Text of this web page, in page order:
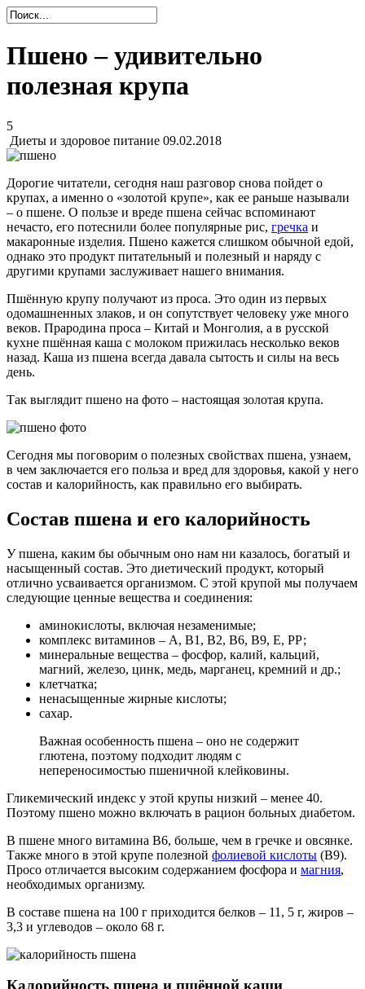
Пшено – удивительно
полезная крупа
5
Диеты и здоровое питание 09.02.2018
Дорогие читатели, сегодня наш разговор снова пойдет о
крупах, а именно о «золотой крупе», как ее раньше называли
– о пшене. О пользе и вреде пшена сейчас вспоминают
нечасто, его потеснили более популярные рис, гречка и
макаронные изделия. Пшено кажется слишком обычной едой,
однако это продукт питательный и полезный и наряду с
другими крупами заслуживает нашего внимания.
Пшённую крупу получают из проса. Это один из первых
одомашненных злаков, и он сопутствует человеку уже много
веков. Прародина проса – Китай и Монголия, а в русской
кухне пшённая каша с молоком прижилась несколько веков
назад. Каша из пшена всегда давала сытость и силы на весь
день.
Так выглядит пшено на фото – настоящая золотая крупа.
Сегодня мы поговорим о полезных свойствах пшена, узнаем,
в чем заключается его польза и вред для здоровья, какой у него
состав и калорийность, как правильно его выбирать.
Состав пшена и его калорийность
У пшена, каким бы обычным оно нам ни казалось, богатый и
насыщенный состав. Это диетический продукт, который
отлично усваивается организмом. С этой крупой мы получаем
следующие ценные вещества и соединения:
аминокислоты, включая незаменимые;
комплекс витаминов – А, В1, В2, В6, В9, Е, РР;
минеральные вещества – фосфор, калий, кальций,
магний, железо, цинк, медь, марганец, кремний и др.;
клетчатка;
ненасыщенные жирные кислоты;
сахар.
Важная особенность пшена – оно не содержит
глютена, поэтому подходит людям с
непереносимостью пшеничной клейковины.
Гликемический индекс у этой крупы низкий – менее 40.
Поэтому пшено можно включать в рацион больных диабетом.
В пшене много витамина В6, больше, чем в гречке и овсянке.
Также много в этой крупе полезной фолиевой кислоты (В9).
Просо отличается высоким содержанием фосфора и магния,
необходимых организму.
В составе пшена на 100 г приходится белков – 11, 5 г, жиров –
3,3 и углеводов – около 68 г.